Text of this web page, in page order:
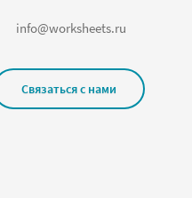
какие
info@worksheets.ru
Связаться с нами